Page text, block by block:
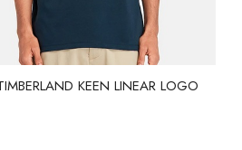
KEEN LINEAR LOGO